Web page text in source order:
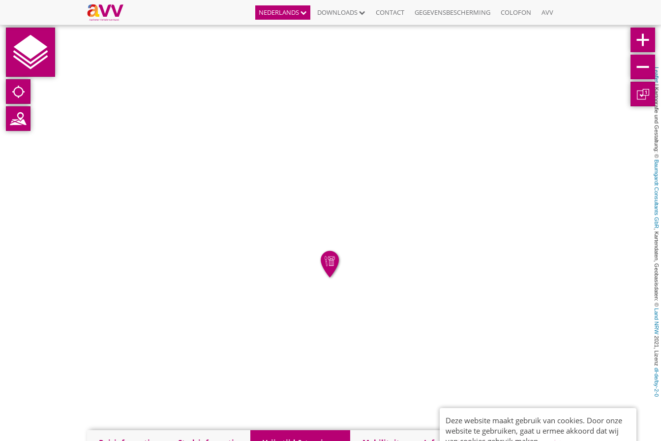
NEDERLANDS DOWNLOADS CONTACT GEGEVENSBESCHERMING COLOFON AVV
Leaflet
| Kartografie und Gestaltung: ©
Baumgardt Consultants GbR
, Kartendaten, Geobasisdaten: ©
Land NRW
2021, Lizenz
dl-de/by-2-0
1
Deze website maakt gebruik van cookies. Door onze
website te gebruiken, gaat u ermee akkoord dat wij